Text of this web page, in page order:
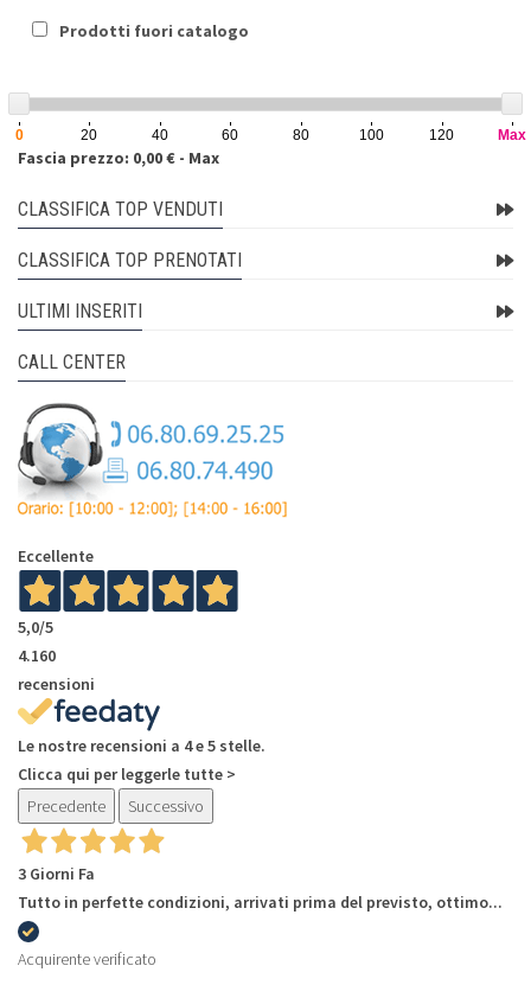
Prodotti fuori catalogo
0 20 40 60 80 100 120 Max
Fascia prezzo: 0,00 € - Max
CLASSIFICA TOP VENDUTI
CLASSIFICA TOP PRENOTATI
ULTIMI INSERITI
CALL CENTER
Eccellente
5,0/5
4.160
recensioni
Le nostre recensioni a 4 e 5 stelle.
Clicca qui per leggerle tutte >
Precedente
Successivo
3 Giorni Fa
Tutto in perfette condizioni, arrivati prima del previsto, ottimo...
Acquirente verificato